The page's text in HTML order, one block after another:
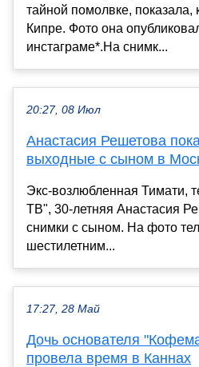
тайной помолвке, показала,
Кипре. Фото она
инстаграме*.На снимк...
20:27, 08 Июл
Анастасия Решетова
выходные с сыном в
Экс-возлюбленная Тимати,
ТВ", 30-летняя Анастасия
снимки с сыном. На фото
шестилетним...
17:27, 28 Май
Дочь основателя
провела время в Каннах